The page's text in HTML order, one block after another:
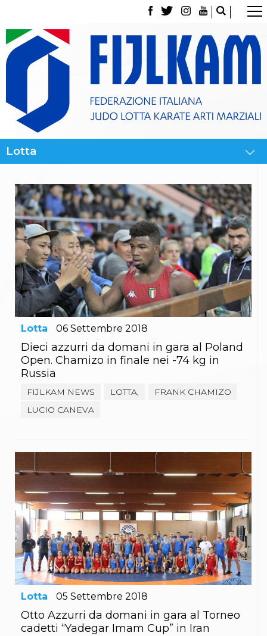
La Federazione
Tesseramento
Contatti
Norme e modulistica Affiliazioni e Tesseramenti
Classifica Società Sportive con più di 100 atleti
tesserati
Giustizia Sportiva
Media
Partners
Trasparenza
Judo
La disciplina
News
Attività Didattica
Gare e Risultati
Albi Federali
Arbitri
Lotta
La disciplina
News
Attività Didattica
Albi Federali
La disciplina
News
Ju Jitsu
Capoeira
Grappling
BJJ
Pancrazio/Pankration
S'istrumpa
News
Calendario Attività
Difesa Personale MGA
La disciplina
News
Merchandising
Mappa del sito
Lotta 06 Settembre 2018
Dieci azzurri da domani in gara al Poland
Open. Chamizo in finale nei -74 kg in
Russia
FIJLKAM NEWS LOTTA,
FRANK CHAMIZO
LUCIO CANEVA
Lotta 05 Settembre 2018
Otto Azzurri da domani in gara al Torneo
cadetti “Yadegar Imam Cup” in Iran